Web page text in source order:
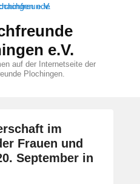
e.V.
auf der Internetseite der
Plochingen.
im
Frauen und
September in